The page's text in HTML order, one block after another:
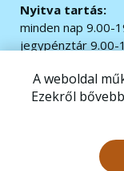
A weboldal
Ezekről
Nyitva tartás:
minden nap 9.00-
jegypénztár 9.00-
© 2020 Minden